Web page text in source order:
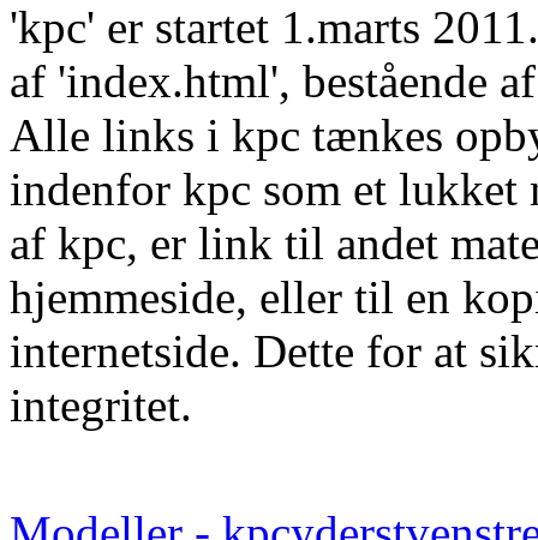
'kpc' er startet 1.marts
af 'index.html', bestående
Alle links i kpc tænkes
indenfor kpc som et lukket
af kpc, er link til andet
hjemmeside, eller til en
internetside. Dette for at
integritet.